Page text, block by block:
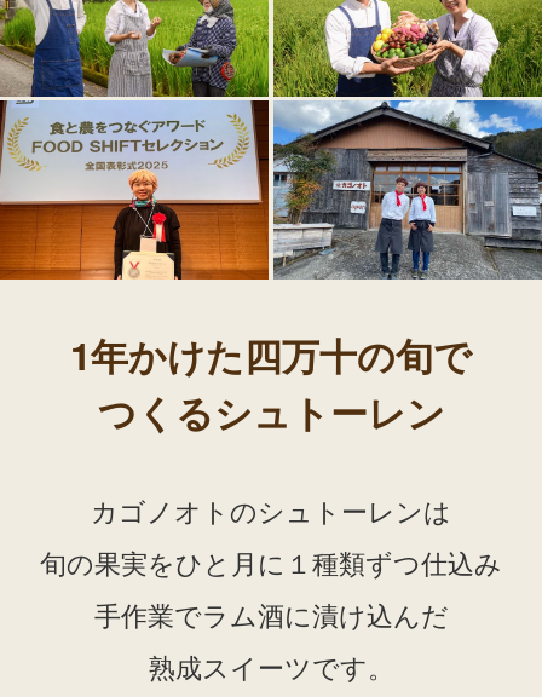
1年かけた四万十の旬で
つくるシュトーレン
カゴノオトのシュトーレンは
旬の果実をひと月に１種類ずつ仕込み
手作業でラム酒に漬け込んだ
熟成スイーツです。